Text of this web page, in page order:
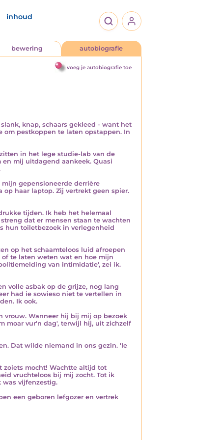
inhoud
bewering autobiografie
voeg je autobiografie toe
knap, schaars gekleed - want het
om pestkoppen te laten opstappen. In
in het lege studie-lab van de
mij uitdagend aankeek. Quasi
gepensioneerde derrière
op haar laptop. Zij vertrekt geen spier.
tijden. Ik heb het helemaal
dat er mensen staan te wachten
hun toiletbezoek in verlegenheid
op het schaamteloos luid afroepen
te laten weten wat en hoe mijn
van intimidatie', zei ik.
volle asbak op de grijze, nog lang
had ie sowieso niet te vertellen in
Ik ook.
vrouw. Wanneer hij bij mij op bezoek
moar vur'n dag', terwijl hij, uit zichzelf
Dat wilde niemand in ons gezin. 'Ie
zoiets mocht! Wachtte altijd tot
vruchteloos bij mij zocht. Tot ik
was vijfenzestig.
een geboren lefgozer en vertrek